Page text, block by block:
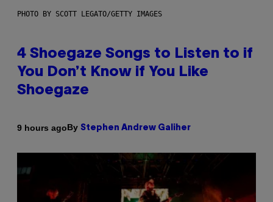
PHOTO BY SCOTT LEGATO/GETTY IMAGES
4 Shoegaze Songs to Listen to if
You Don’t Know if You Like
Shoegaze
9 hours agoBy Stephen Andrew Galiher